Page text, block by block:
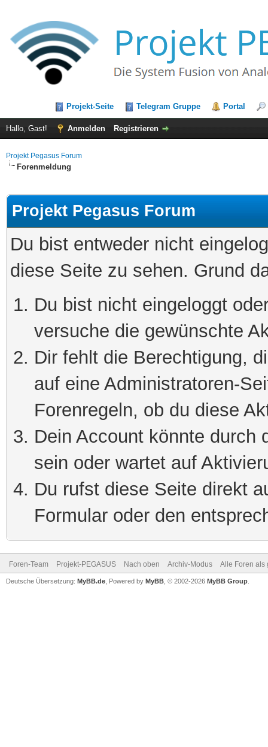
Projekt-Seite Telegram Gruppe Portal
Hallo, Gast! Anmelden Registrieren
Projekt Pegasus Forum
Forenmeldung
Projekt Pegasus Forum
Du bist entweder nicht
diese Seite zu sehen. Grund
Du bist nicht eingeloggt
versuche die gewünschte
Dir fehlt die Berechtigung,
auf eine Administratoren-
Forenregeln, ob du diese
Dein Account könnte durch
sein oder wartet auf
Du rufst diese Seite direkt
Formular oder den
Foren-Team Projekt-PEGASUS Nach oben Archiv-Modus Alle Foren als
Deutsche Übersetzung: MyBB.de , Powered by MyBB , © 2002-2026 MyBB Group